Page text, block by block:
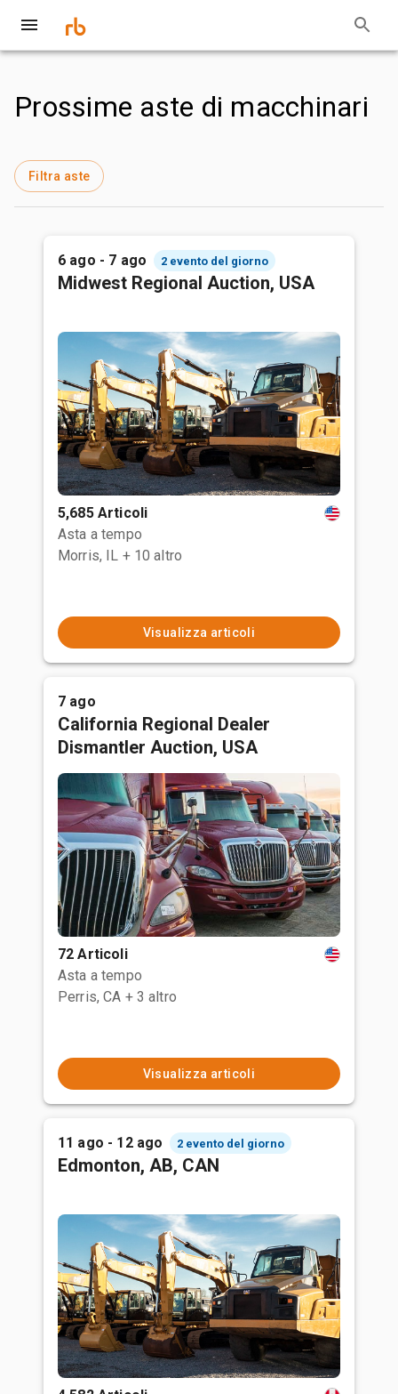
Prossime aste di macchinari
Filtra aste
6 ago - 7 ago 2 evento del giorno
Midwest Regional Auction, USA
5,685 Articoli
Asta a tempo
Morris, IL + 10 altro
Visualizza articoli
7 ago
California Regional Dealer
Dismantler Auction, USA
72 Articoli
Asta a tempo
Perris, CA + 3 altro
Visualizza articoli
11 ago - 12 ago 2 evento del giorno
Edmonton, AB, CAN